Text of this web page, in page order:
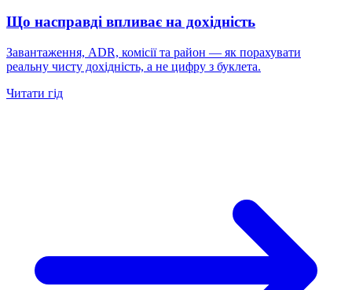
Що насправді впливає на дохідність
Завантаження, ADR, комісії та район — як порахувати
реальну чисту дохідність, а не цифру з буклета.
Читати гід